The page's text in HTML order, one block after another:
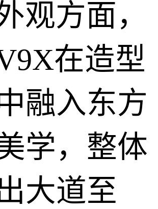
观方面，
在造型
融入东方
学，整体
大道至